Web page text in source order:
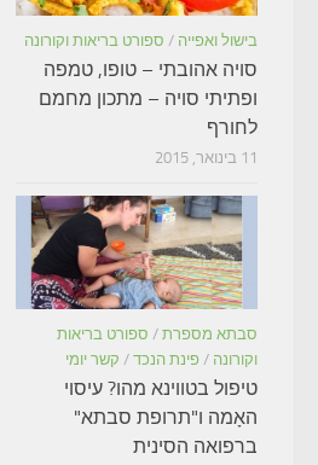
בישול ואפייה / ספורט בריאות וקורונה
סויה אהובתי – טופו, טמפה
ופתיתי סויה – מתכון מחמם
לחורף
11 בינואר, 2015
סבתא מספרת / ספורט בריאות
וקורונה / פינת הנכד / קשר יומי
טיפול בטווינא מהו? עיסוי
האָמה ו"תרופת סבתא"
ברפואה הסינית